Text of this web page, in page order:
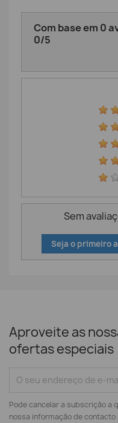
Com base em 0
0/5
Sem
Seja o primeiro
Aproveite as
ofertas especiais
Pode cancelar a subscrição a
nossa informação de contacto